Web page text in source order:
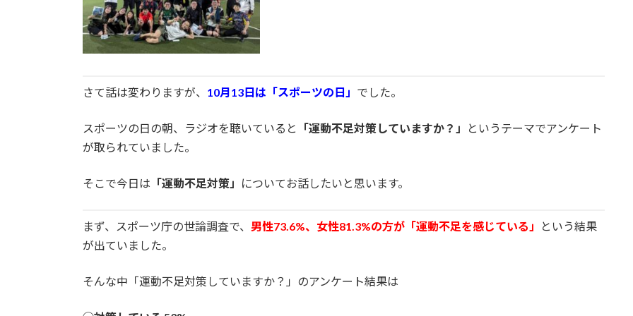
さて話は変わりますが、 10月13日は「スポーツの日」 でした。
スポーツの日の朝、ラジオを聴いていると 「運動不足対策していますか？」
というテーマでアンケート
が取られていました。
そこで今日は 「運動不足対策」 についてお話したいと思います。
まず、スポーツ庁の世論調査で、 男性73.6%、女性81.3%の方が「運動不足を感じている」
という結果
が出ていました。
そんな中「運動不足対策していますか？」のアンケート結果は